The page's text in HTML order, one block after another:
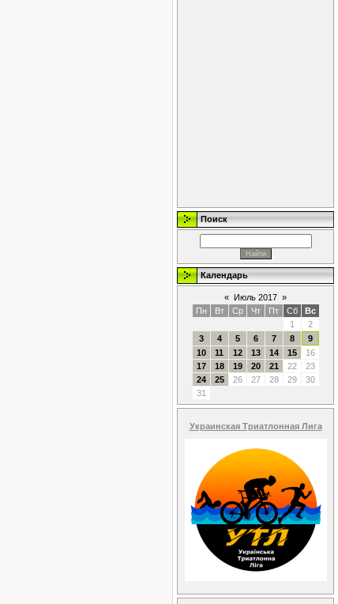
Поиск
Календарь
« Июль 2017 »
Пн
Вт Ср Чт Пт Сб
Вс
1
2
3
4 5 6 7 8
9
10
11 12 13 14 15
16
17
18 19 20 21 22
23
24
25 26 27 28 29
30
31
Украинская Триатлонная Лига